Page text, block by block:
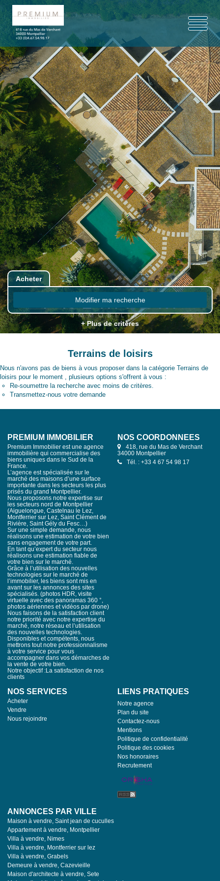
Acheter
Modifier ma recherche
+ Plus de critères
Terrains de loisirs
Nous n'avons pas de biens à vous proposer dans la catégorie Terrains de
loisirs pour le moment , plusieurs options s'offrent à vous :
Re-soumettre la recherche avec moins de critères.
Transmettez-nous votre demande
PREMIUM IMMOBILIER
Premium Immobilier est une agence
immobilière qui commercialise des
biens uniques dans le Sud de la
France.
L’agence est spécialisée sur le
marché des maisons d’une surface
importante dans les secteurs les plus
prisés du grand Montpellier.
Nous proposons notre expertise sur
les secteurs nord de Montpellier
(Aiguelongue, Castelnau le Lez,
Montferrier sur Lez, Saint Clément de
Rivière, Saint Gély du Fesc…)
Sur une simple demande, nous
réalisons une estimation de votre bien
sans engagement de votre part.
En tant qu’expert du secteur nous
réalisons une estimation fiable de
votre bien sur le marché.
Grâce à l’utilisation des nouvelles
technologies sur le marché de
l’immobilier, les biens sont mis en
avant sur les annonces des sites
spécialisés. (photos HDR, visite
virtuelle avec des panoramas 360 °,
photos aériennes et vidéos par drone)
Nous faisons de la satisfaction client
notre priorité avec notre expertise du
marché, notre réseau et l’utilisation
des nouvelles technologies.
Disponibles et compétents, nous
mettrons tout notre professionnalisme
à votre service pour vous
accompagner dans vos démarches de
la vente de votre bien.
Notre objectif :La satisfaction de nos
clients
NOS COORDONNÉES
418, rue du Mas de Verchant
34000 Montpellier
Tél. : +33 4 67 54 98 17
NOS SERVICES
Acheter
Vendre
Nous rejoindre
LIENS PRATIQUES
Notre agence
Plan du site
Contactez-nous
Mentions
Politique de confidentialité
Politique des cookies
Nos honoraires
Recrutement
ANNONCES PAR VILLE
Maison à vendre, Saint jean de cuculles
Appartement à vendre, Montpellier
Villa à vendre, Nimes
Villa à vendre, Montferrier sur lez
Villa à vendre, Grabels
Demeure à vendre, Cazevieille
Maison d'architecte à vendre, Sete